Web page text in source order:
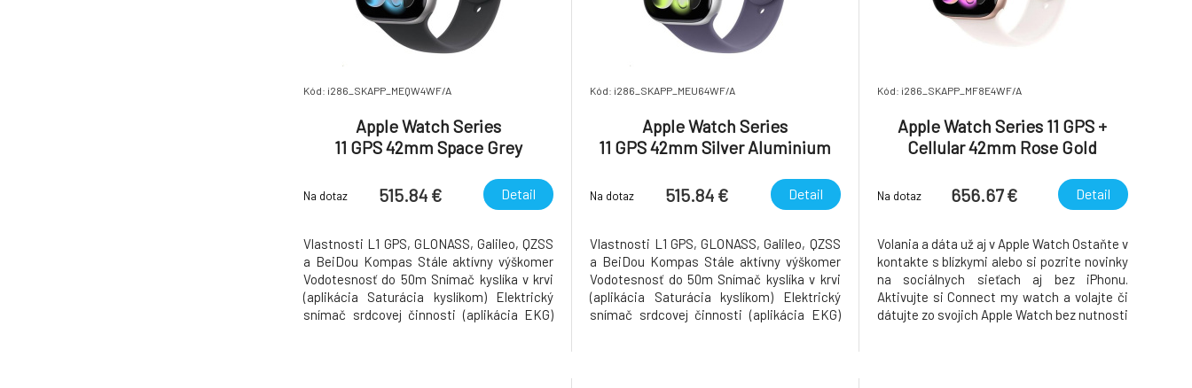
Kód: i286_SKAPP_MEQW4WF/A
Apple Watch Series
11 GPS 42mm Space Grey
Band - S/M
Na dotaz 515.84 € Detail
Vlastnosti L1 GPS, GLONASS, Galileo, QZSS
a BeiDou Kompas Stále aktívny výškomer
Vodotesnosť do 50m Snímač kyslíka v krvi
(aplikácia Saturácia kyslíkom) Elektrický
snímač srdcovej činnosti (aplikácia EKG)
Kód: i286_SKAPP_MEU64WF/A
Apple Watch Series
11 GPS 42mm Silver Aluminium
- S/M
Na dotaz 515.84 € Detail
Vlastnosti L1 GPS, GLONASS, Galileo, QZSS
a BeiDou Kompas Stále aktívny výškomer
Vodotesnosť do 50m Snímač kyslíka v krvi
(aplikácia Saturácia kyslíkom) Elektrický
snímač srdcovej činnosti (aplikácia EKG)
Kód: i286_SKAPP_MF8E4WF/A
Apple Watch Series 11 GPS +
Cellular 42mm Rose Gold
Sport Band - S/M
Na dotaz 656.67 € Detail
Volania a dáta už aj v Apple Watch Ostaňte v
kontakte s blízkymi alebo si pozrite novinky
na sociálnych sieťach aj bez iPhonu.
Aktivujte si Connect my watch a volajte či
dátujte zo svojich Apple Watch bez nutnosti